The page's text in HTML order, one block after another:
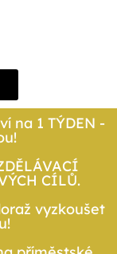
na 1 TÝDEN -
CÍLŮ.
vyzkoušet